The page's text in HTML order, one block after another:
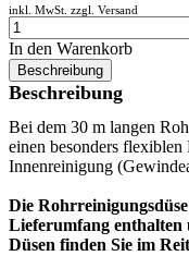
inkl. MwSt. zzgl. Versand
In den Warenkorb
Beschreibung
Beschreibung
Bei dem 30 m langen
einen besonders
Innenreinigung
Die
Lieferumfang enthalten
Düsen finden Sie im